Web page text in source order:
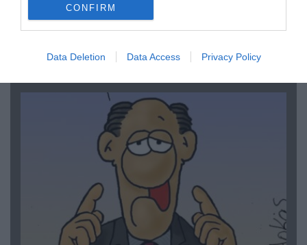
CONFIRM
Data Deletion Data Access Privacy Policy
«Επιχείρηση ελεύθερα πεζοδρόμια» στην
Αθήνα: Απομακρύνθηκαν παράνομα
αντικείμενα από κοινόχρηστους χώρους